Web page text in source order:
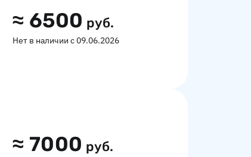
≈ 6500 руб.
Нет в наличии с 09.06.2026
≈ 7000 руб.